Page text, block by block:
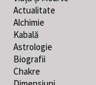
Actualitate
Alchimie
Kabală
Astrologie
Biografii
Chakre